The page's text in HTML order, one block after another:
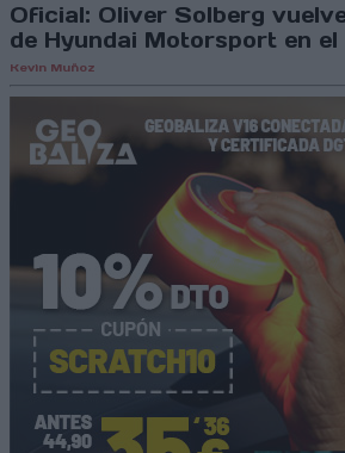
Oficial: Oliver Solberg
de Hyundai Motorsport en
Kevin Muñoz